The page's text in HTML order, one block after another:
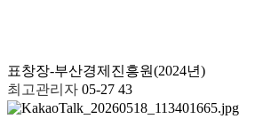
표창장-부산경제진흥원(2024년)
최고관리자 05-27 43